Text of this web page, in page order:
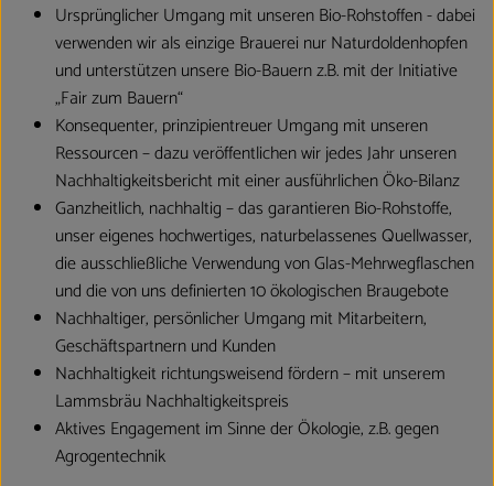
Ursprünglicher Umgang mit unseren Bio-Rohstoffen - dabei
verwenden wir als einzige Brauerei nur Naturdoldenhopfen
und unterstützen unsere Bio-Bauern z.B. mit der Initiative
„Fair zum Bauern“
Konsequenter, prinzipientreuer Umgang mit unseren
Ressourcen – dazu veröffentlichen wir jedes Jahr unseren
Nachhaltigkeitsbericht mit einer ausführlichen Öko-Bilanz
Ganzheitlich, nachhaltig – das garantieren Bio-Rohstoffe,
unser eigenes hochwertiges, naturbelassenes Quellwasser,
die ausschließliche Verwendung von Glas-Mehrwegflaschen
und die von uns definierten 10 ökologischen Braugebote
Nachhaltiger, persönlicher Umgang mit Mitarbeitern,
Geschäftspartnern und Kunden
Nachhaltigkeit richtungsweisend fördern – mit unserem
Lammsbräu Nachhaltigkeitspreis
Aktives Engagement im Sinne der Ökologie, z.B. gegen
Agrogentechnik